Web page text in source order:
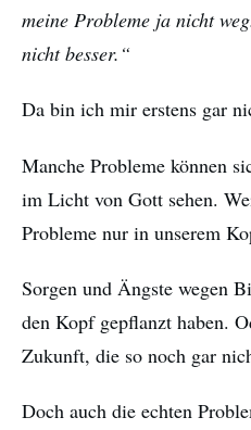
meine Probleme ja nicht
nicht besser.“
Da bin ich mir erstens gar
Manche Probleme können
im Licht von Gott sehen.
Probleme nur in unserem
Sorgen und Ängste wegen
den Kopf gepflanzt haben.
Zukunft, die so noch gar
Doch auch die echten